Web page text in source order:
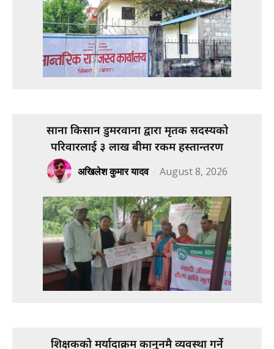
साना किसान डुमरवाना द्वारा मृतक सदस्यको
परिवारलाई ३ लाख बीमा रकम हस्तान्तरण
अखिलेश कुमार यादव - August 8, 2026
शिक्षकको मर्यादाक्रम कानुनमै व्यवस्था गर्ने